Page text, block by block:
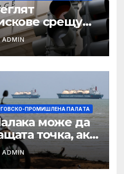
срещу
в
дело с
ADMIN
ПРОМИШЛЕНА ПАЛAТА
може да
точка, ако
ADMIN